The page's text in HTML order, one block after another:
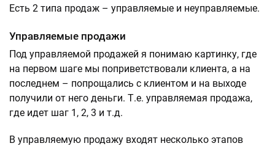
Есть 2 типа продаж – управляемые и неуправляемые.
Управляемые продажи
Под управляемой продажей я понимаю картинку, где
на первом шаге мы поприветствовали клиента, а на
последнем – попрощались с клиентом и на выходе
получили от него деньги. Т.е. управляемая продажа,
где идет шаг 1, 2, 3 и т.д.
В управляемую продажу входят несколько этапов